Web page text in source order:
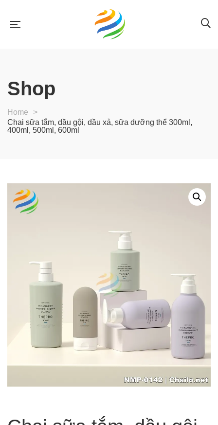
Shop
Home
>
Chai sữa tắm, dầu gội, dầu xả, sữa dưỡng thể 300ml,
400ml, 500ml, 600ml